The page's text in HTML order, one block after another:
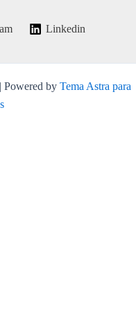
Linkedin
Powered by Tema Astra para